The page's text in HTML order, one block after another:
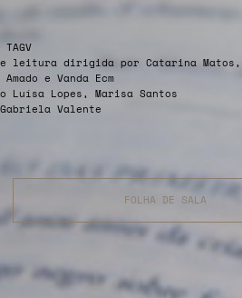
leitura dirigida por Catarina Matos,
e Vanda Ecm
Luísa Lopes, Marisa Santos
Valente
FOLHA DE SALA